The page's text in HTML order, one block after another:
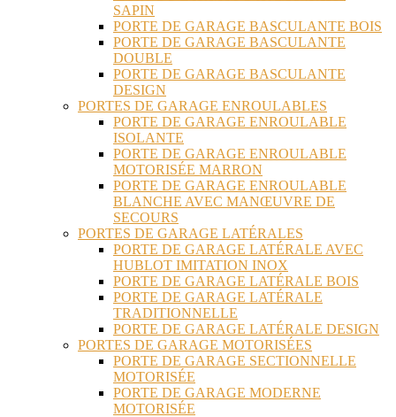
SAPIN
PORTE DE GARAGE BASCULANTE BOIS
PORTE DE GARAGE BASCULANTE
DOUBLE
PORTE DE GARAGE BASCULANTE
DESIGN
PORTES DE GARAGE ENROULABLES
PORTE DE GARAGE ENROULABLE
ISOLANTE
PORTE DE GARAGE ENROULABLE
MOTORISÉE MARRON
PORTE DE GARAGE ENROULABLE
BLANCHE AVEC MANŒUVRE DE
SECOURS
PORTES DE GARAGE LATÉRALES
PORTE DE GARAGE LATÉRALE AVEC
HUBLOT IMITATION INOX
PORTE DE GARAGE LATÉRALE BOIS
PORTE DE GARAGE LATÉRALE
TRADITIONNELLE
PORTE DE GARAGE LATÉRALE DESIGN
PORTES DE GARAGE MOTORISÉES
PORTE DE GARAGE SECTIONNELLE
MOTORISÉE
PORTE DE GARAGE MODERNE
MOTORISÉE